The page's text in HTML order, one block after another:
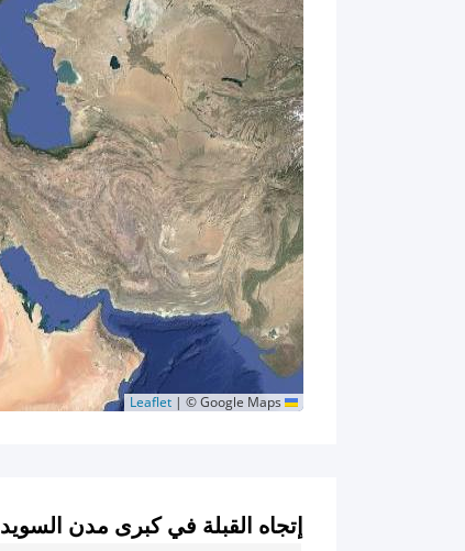
| © Google Maps
إتجاه القبلة في كبرى مدن السويد